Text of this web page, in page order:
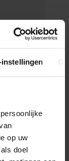
op uw
doel